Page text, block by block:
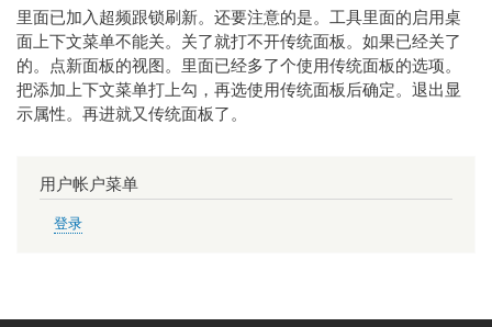
里面已加入超频跟锁刷新。还要注意的是。工具里面的启用桌
面上下文菜单不能关。关了就打不开传统面板。如果已经关了
的。点新面板的视图。里面已经多了个使用传统面板的选项。
把添加上下文菜单打上勾，再选使用传统面板后确定。退出显
示属性。再进就又传统面板了。
用户帐户菜单
登录